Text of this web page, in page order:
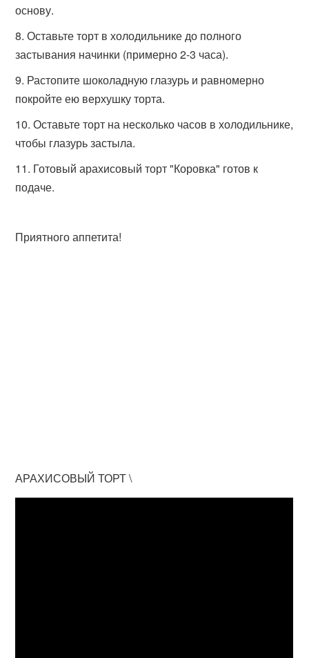
основу.
Оставьте торт в холодильнике до полного
застывания начинки (примерно 2-3 часа).
Растопите шоколадную глазурь и равномерно
покройте ею верхушку торта.
Оставьте торт на несколько часов в холодильнике,
чтобы глазурь застыла.
Готовый арахисовый торт "Коровка" готов к
подаче.
Приятного аппетита!
АРАХИСОВЫЙ ТОРТ \